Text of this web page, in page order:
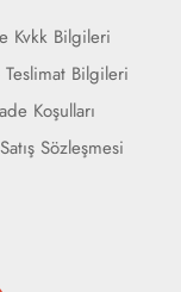
Kvkk Bilgileri
Bilgileri
Koşulları
Sözleşmesi